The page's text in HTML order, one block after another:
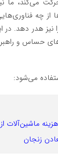
می‌کند، ما
از چه
نیز هدر دهد.
حساس و
می‌شود:
زنجان